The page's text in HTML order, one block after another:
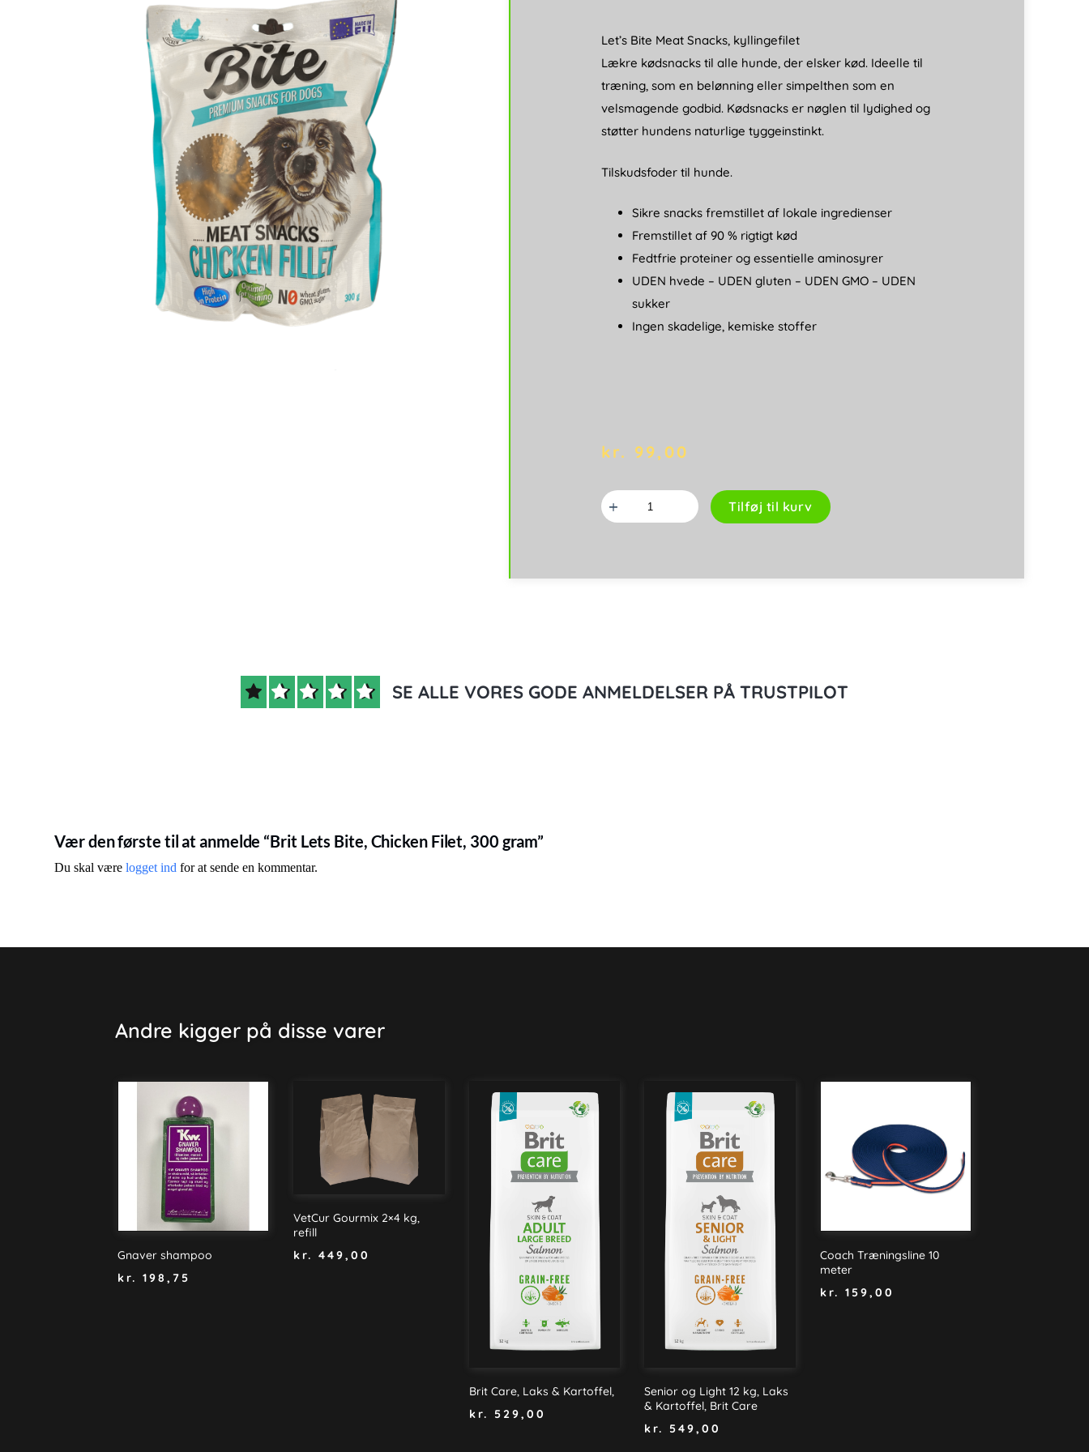
Let’s Bite Meat Snacks, kyllingefilet
Lækre kødsnacks til alle hunde, der elsker kød. Ideelle til
træning, som en belønning eller simpelthen som en
velsmagende godbid. Kødsnacks er nøglen til lydighed og
støtter hundens naturlige tyggeinstinkt.
Tilskudsfoder til hunde.
Sikre snacks fremstillet af lokale ingredienser
Fremstillet af 90 % rigtigt kød
Fedtfrie proteiner og essentielle aminosyrer
UDEN hvede – UDEN gluten – UDEN GMO – UDEN
sukker
Ingen skadelige, kemiske stoffer
kr. 99,00
Brit
Lets
Bite,
gram
Tilføj til kurv
SE ALLE VORES GODE ANMELDELSER PÅ TRUSTPILOT
Vær den første til at anmelde “Brit Lets Bite, Chicken Filet, 300 gram”
Du skal værelogget ind for at sende en kommentar.
Andre kigger på disse varer
Gnaver shampoo
kr. 198,75
VetCur Gourmix 2×4 kg,
refill
kr. 449,00
Brit Care, Laks & Kartoffel,
kr.
529,00
Senior og Light 12 kg, Laks
& Kartoffel, Brit Care
kr.
549,00
Coach Træningsline 10
meter
kr. 159,00